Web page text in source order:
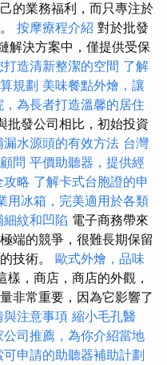
的業務福利，而只專注於
按摩療程介紹 對於批發
解決方案中，僅提供受保
造清新整潔的空間 了解
規劃 美味餐點外燴，讓
為長者打造溫馨的居住
批發公司相比，初始投資
水源頭的有效方法 台灣
問 平價助聽器，提供經
攻略 了解卡式台胞證的申
用冰箱，完美適用於各類
紋和凹陷 電子商務帶來
端的競爭，很難長期保留
技術。 歐式外燴，品味
樣，商店，商店的外觀，
非常重要，因為它影響了
與注意事項 縮小毛孔醫
公司推薦，為你介紹當地
申請的助聽器補助計劃